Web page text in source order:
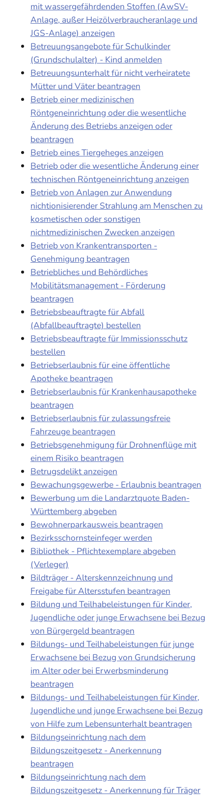
mit wassergefährdenden Stoffen (AwSV-
Anlage, außer Heizölverbraucheranlage und
JGS-Anlage) anzeigen
Betreuungsangebote für Schulkinder
(Grundschulalter) - Kind anmelden
Betreuungsunterhalt für nicht verheiratete
Mütter und Väter beantragen
Betrieb einer medizinischen
Röntgeneinrichtung oder die wesentliche
Änderung des Betriebs anzeigen oder
beantragen
Betrieb eines Tiergeheges anzeigen
Betrieb oder die wesentliche Änderung einer
technischen Röntgeneinrichtung anzeigen
Betrieb von Anlagen zur Anwendung
nichtionisierender Strahlung am Menschen zu
kosmetischen oder sonstigen
nichtmedizinischen Zwecken anzeigen
Betrieb von Krankentransporten -
Genehmigung beantragen
Betriebliches und Behördliches
Mobilitätsmanagement - Förderung
beantragen
Betriebsbeauftragte für Abfall
(Abfallbeauftragte) bestellen
Betriebsbeauftragte für Immissionsschutz
bestellen
Betriebserlaubnis für eine öffentliche
Apotheke beantragen
Betriebserlaubnis für Krankenhausapotheke
beantragen
Betriebserlaubnis für zulassungsfreie
Fahrzeuge beantragen
Betriebsgenehmigung für Drohnenflüge mit
einem Risiko beantragen
Betrugsdelikt anzeigen
Bewachungsgewerbe - Erlaubnis beantragen
Bewerbung um die Landarztquote Baden-
Württemberg abgeben
Bewohnerparkausweis beantragen
Bezirksschornsteinfeger werden
Bibliothek - Pflichtexemplare abgeben
(Verleger)
Bildträger - Alterskennzeichnung und
Freigabe für Altersstufen beantragen
Bildung und Teilhabeleistungen für Kinder,
Jugendliche oder junge Erwachsene bei Bezug
von Bürgergeld beantragen
Bildungs- und Teilhabeleistungen für junge
Erwachsene bei Bezug von Grundsicherung
im Alter oder bei Erwerbsminderung
beantragen
Bildungs- und Teilhabeleistungen für Kinder,
Jugendliche und junge Erwachsene bei Bezug
von Hilfe zum Lebensunterhalt beantragen
Bildungseinrichtung nach dem
Bildungszeitgesetz - Anerkennung
beantragen
Bildungseinrichtung nach dem
Bildungszeitgesetz - Anerkennung für Träger